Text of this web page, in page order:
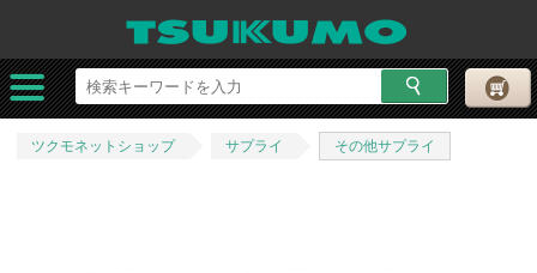
ツクモネットショップ サプライ その他サプライ